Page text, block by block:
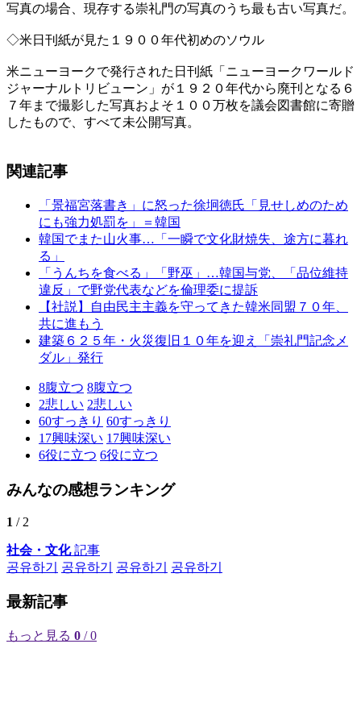
写真の場合、現存する崇礼門の写真のうち最も古い写真だ。
◇米日刊紙が見た１９００年代初めのソウル
米ニューヨークで発行された日刊紙「ニューヨークワールド
ジャーナルトリビューン」が１９２０年代から廃刊となる６
７年まで撮影した写真およそ１００万枚を議会図書館に寄贈
したもので、すべて未公開写真。
関連記事
「景福宮落書き」に怒った徐坰徳氏「見せしめのため
にも強力処罰を」＝韓国
韓国でまた山火事…「一瞬で文化財焼失、途方に暮れ
る」
「うんちを食べる」「野巫」…韓国与党、「品位維持
違反」で野党代表などを倫理委に提訴
【社説】自由民主主義を守ってきた韓米同盟７０年、
共に進もう
建築６２５年・火災復旧１０年を迎え「崇礼門記念メ
ダル」発行
8腹立つ 8腹立つ
2悲しい 2悲しい
60すっきり 60すっきり
17興味深い 17興味深い
6役に立つ 6役に立つ
みんなの感想ランキング
1 / 2
社会・文化記事
공유하기
공유하기 공유하기 공유하기
最新記事
もっと見る 0 / 0